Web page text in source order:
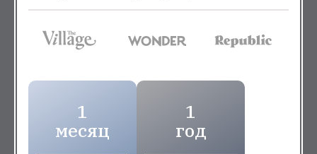
1
месяц
1
год